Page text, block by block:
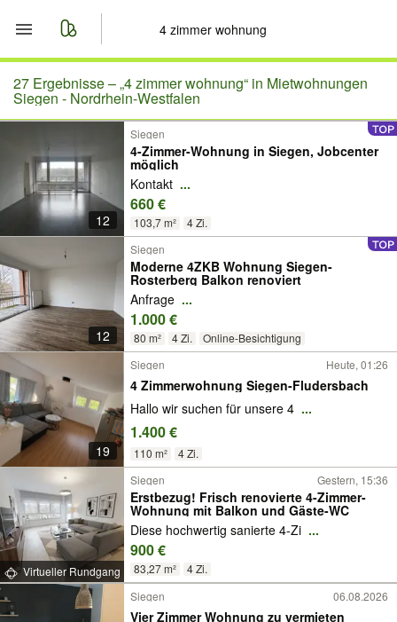
Start
Merkliste
Nachrichten
Anzeige aufgeben
27 Ergebnisse –„4 zimmer wohnung“ in Mietwohnungen
Siegen - Nordrhein-Westfalen
12
Siegen
4-Zimmer-Wohnung in Siegen, Jobcenter
möglich
Kontakt ...
660 €
103,7 m² 4 Zi.
12
Siegen
Moderne 4ZKB Wohnung Siegen-
Rosterberg Balkon renoviert
Anfrage ...
1.000 €
80 m² 4 Zi. Online-Besichtigung
19
Siegen Heute, 01:26
4 Zimmerwohnung Siegen-Fludersbach
Hallo wir suchen für unsere 4 ...
1.400 €
110 m² 4 Zi.
Virtueller Rundgang
Siegen Gestern, 15:36
Erstbezug! Frisch renovierte 4-Zimmer-
Wohnung mit Balkon und Gäste-WC
Diese hochwertig sanierte 4-Zi ...
900 €
83,27 m² 4 Zi.
Siegen 06.08.2026
Vier Zimmer Wohnung zu vermieten